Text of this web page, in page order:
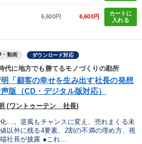
6,600円 6,600円
カートに
入れる
・動画 ダウンロード対応
代に地方でも勝てるモノづくりの勘所
「顧客の幸せを生み出す社長の発想
版（CD・デジタル版対応）
(ワントゥーテン 社長)
…。逆風もチャンスに変え、売れまくる未
以外に残る4要素、2割の不満の埋め方、視
社長が披露 ●これ...